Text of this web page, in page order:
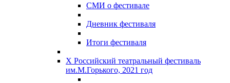
СМИ о фестивале
Дневник фестиваля
Итоги фестиваля
X Российский театральный фестиваль
им.М.Горького, 2021 год